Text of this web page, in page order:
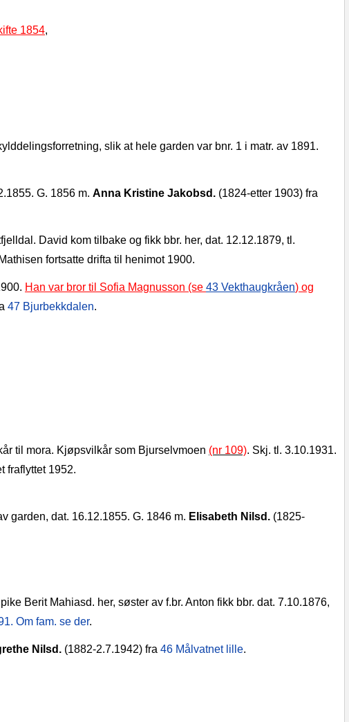
1854,
slik at hele garden var bnr. 1 i matr. av 1891.
G. 1856 m. Anna Kristine Jakobsd. (1824‑etter 1903) fra
David kom tilbake og fikk bbr. her, dat. 12.12.1879, tl.
fortsatte drifta til henimot 1900.
Han var bror til Sofia Magnusson (se 43 Vekthaugkråen) og
47 Bjurbekkdalen.
til mora. Kjøpsvilkår som Bjurselvmoen (nr 109). Skj. tl. 3.10.1931.
fraflyttet 1952.
garden, dat. 16.12.1855. G. 1846 m. Elisabeth Nilsd. (1825-
Berit Mahiasd. her, søster av f.br. Anton fikk bbr. dat. 7.10.1876,
Om fam. se der.
Nilsd. (1882-2.7.1942) fra 46 Målvatnet lille.